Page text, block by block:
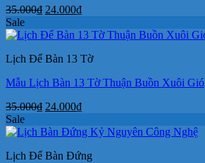
35.000₫ Giá
là:
24.000₫Giá
tại
24.000₫.
Sale
Lịch Để Bàn 13 Tờ
Mẫu Lịch Bàn 13 Tờ Thuận Buồn Xuôi Gió
35.000₫ Giá
là:
24.000₫Giá
tại
24.000₫.
Sale
Lịch Để Bàn Đứng